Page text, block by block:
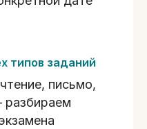
типов заданий
письмо,
разбираем